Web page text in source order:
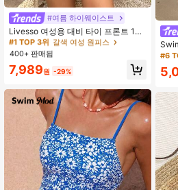
#여름 하이웨이스트
Livesso 여성용 대비 타이 프론트 1피
스 섹시 수영복 휴가 크루즈 아웃핏 비
치용
#1 TOP 3위 갈색 여성 원피스
거의 매진!
#1 TOP 3위 갈색 여성 원피스
거의 매진!
#1 TOP 3위 갈색 여성 원피스
거의 매진!
#1 TOP 3위
거의 매진!
400+ 판매됨
7,989원 -29%
트
#6